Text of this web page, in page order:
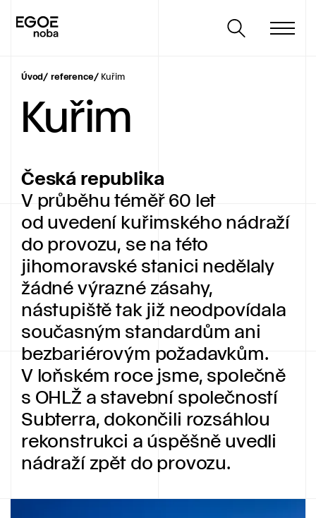
Úvod reference Kuřim
Kuřim
Česká republika
V průběhu téměř 60 let
od uvedení kuřimského nádraží
do provozu, se na této
jihomoravské stanici nedělaly
žádné výrazné zásahy,
nástupiště tak již neodpovídala
současným standardům ani
bezbariérovým požadavkům.
V loňském roce jsme, společně
s OHLŽ a stavební společností
Subterra, dokončili rozsáhlou
rekonstrukci a úspěšně uvedli
nádraží zpět do provozu.